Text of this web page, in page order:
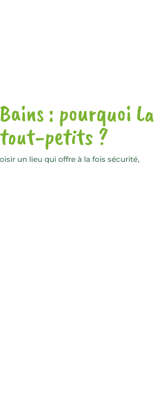
: pourquoi La
tout-petits ?
un lieu qui offre à la fois sécurité,